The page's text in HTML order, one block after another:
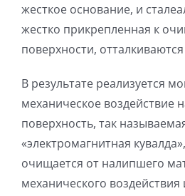
жесткое основание, и
жестко прикрепленная к
поверхности, отталкиваются
В результате реализуется
механическое воздействие
поверхность, так
«электромагнитная
очищается от налипшего
механического воздействия